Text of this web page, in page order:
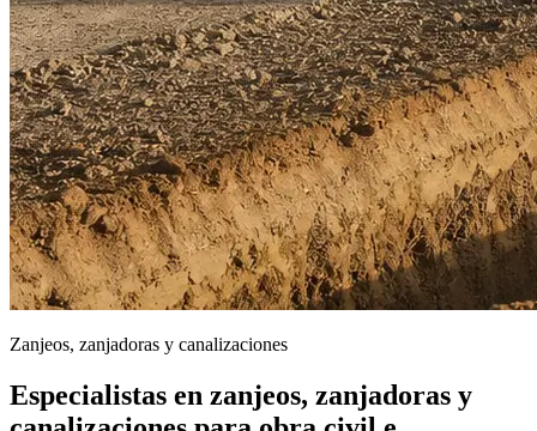
Zanjeos, zanjadoras y canalizaciones
Especialistas en zanjeos, zanjadoras y